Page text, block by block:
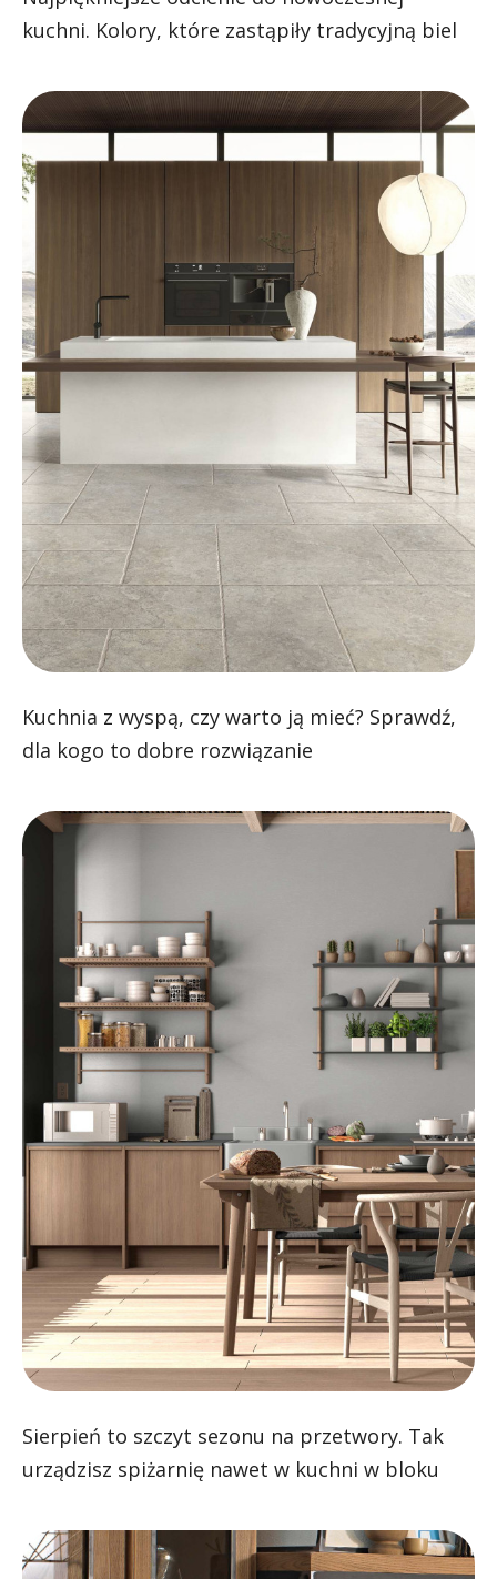
kuchni. Kolory, które zastąpiły tradycyjną biel
Kuchnia z wyspą, czy warto ją mieć? Sprawdź,
dla kogo to dobre rozwiązanie
Sierpień to szczyt sezonu na przetwory. Tak
urządzisz spiżarnię nawet w kuchni w bloku